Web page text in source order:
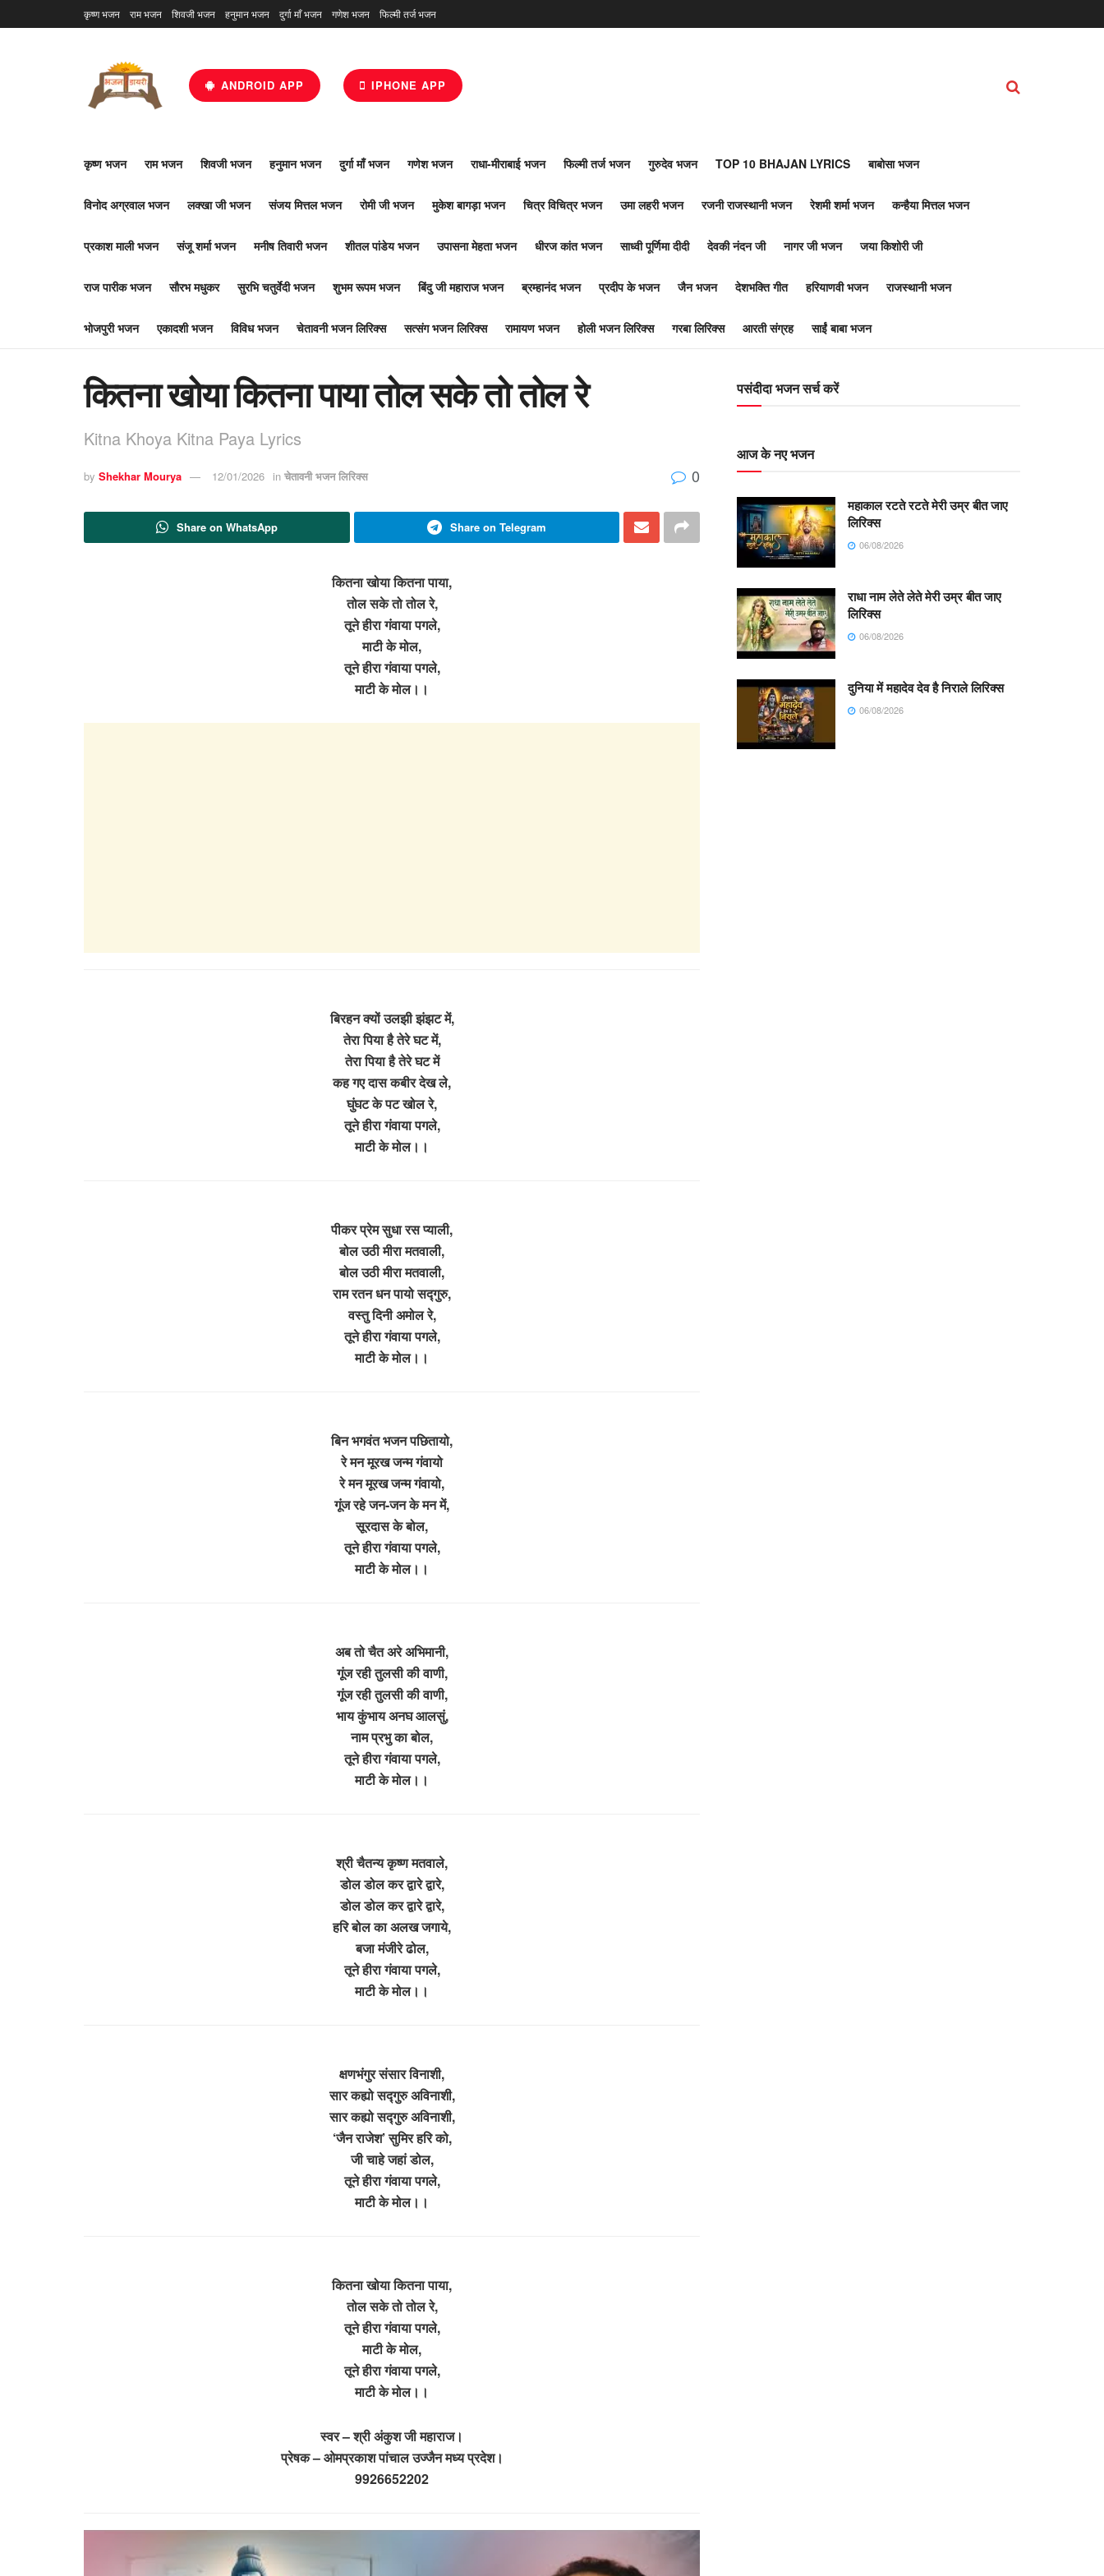
कृष्ण भजन राम भजन शिवजी भजन हनुमान भजन दुर्गा माँ भजन गणेश भजन फिल्मी तर्ज भजन
ANDROID APP IPHONE APP
कृष्ण भजन राम भजन शिवजी भजन हनुमान भजन दुर्गा माँ भजन गणेश भजन राधा-मीराबाई भजन फिल्मी तर्ज भजन गुरुदेव भजन TOP 10 BHAJAN LYRICS बाबोसा भजन
विनोद अग्रवाल भजन लक्खा जी भजन संजय मित्तल भजन रोमी जी भजन मुकेश बागड़ा भजन चित्र विचित्र भजन उमा लहरी भजन रजनी राजस्थानी भजन रेशमी शर्मा भजन कन्हैया मित्तल भजन
प्रकाश माली भजन संजू शर्मा भजन मनीष तिवारी भजन शीतल पांडेय भजन उपासना मेहता भजन धीरज कांत भजन साध्वी पूर्णिमा दीदी देवकी नंदन जी नागर जी भजन जया किशोरी जी
राज पारीक भजन सौरभ मधुकर सुरभि चतुर्वेदी भजन शुभम रूपम भजन बिंदु जी महाराज भजन ब्रम्हानंद भजन प्रदीप के भजन जैन भजन देशभक्ति गीत हरियाणवी भजन राजस्थानी भजन
भोजपुरी भजन एकादशी भजन विविध भजन चेतावनी भजन लिरिक्स सत्संग भजन लिरिक्स रामायण भजन होली भजन लिरिक्स गरबा लिरिक्स आरती संग्रह साईं बाबा भजन
कितना खोया कितना पाया तोल सके तो तोल रे
Kitna Khoya Kitna Paya Lyrics
by Shekhar Mourya 12/01/2026 in चेतावनी भजन लिरिक्स 0
Share on WhatsApp Share on Telegram
कितना खोया कितना पाया,
तोल सके तो तोल रे,
तूने हीरा गंवाया पगले,
माटी के मोल,
तूने हीरा गंवाया पगले,
माटी के मोल।।
बिरहन क्यों उलझी झंझट में,
तेरा पिया है तेरे घट में,
तेरा पिया है तेरे घट में
कह गए दास कबीर देख ले,
घुंघट के पट खोल रे,
तूने हीरा गंवाया पगले,
माटी के मोल।।
पीकर प्रेम सुधा रस प्याली,
बोल उठी मीरा मतवाली,
बोल उठी मीरा मतवाली,
राम रतन धन पायो सद्गुरु,
वस्तु दिनी अमोल रे,
तूने हीरा गंवाया पगले,
माटी के मोल।।
बिन भगवंत भजन पछितायो,
रे मन मूरख जन्म गंवायो
रे मन मूरख जन्म गंवायो,
गूंज रहे जन-जन के मन में,
सूरदास के बोल,
तूने हीरा गंवाया पगले,
माटी के मोल।।
अब तो चैत अरे अभिमानी,
गूंज रही तुलसी की वाणी,
गूंज रही तुलसी की वाणी,
भाय कुंभाय अनघ आलसुं,
नाम प्रभु का बोल,
तूने हीरा गंवाया पगले,
माटी के मोल।।
श्री चैतन्य कृष्ण मतवाले,
डोल डोल कर द्वारे द्वारे,
डोल डोल कर द्वारे द्वारे,
हरि बोल का अलख जगाये,
बजा मंजीरे ढोल,
तूने हीरा गंवाया पगले,
माटी के मोल।।
क्षणभंगुर संसार विनाशी,
सार कह्यो सद्गुरु अविनाशी,
सार कह्यो सद्गुरु अविनाशी,
‘जैन राजेश’ सुमिर हरि को,
जी चाहे जहां डोल,
तूने हीरा गंवाया पगले,
माटी के मोल।।
कितना खोया कितना पाया,
तोल सके तो तोल रे,
तूने हीरा गंवाया पगले,
माटी के मोल,
तूने हीरा गंवाया पगले,
माटी के मोल।।
स्वर – श्री अंकुश जी महाराज।
प्रेषक – ओमप्रकाश पांचाल उज्जैन मध्य प्रदेश।
9926652202
पसंदीदा भजन सर्च करें
आज के नए भजन
महाकाल रटते रटते मेरी उम्र बीत जाए
लिरिक्स
06/08/2026
राधा नाम लेते लेते मेरी उम्र बीत जाए
लिरिक्स
06/08/2026
दुनिया में महादेव देव है निराले लिरिक्स
06/08/2026